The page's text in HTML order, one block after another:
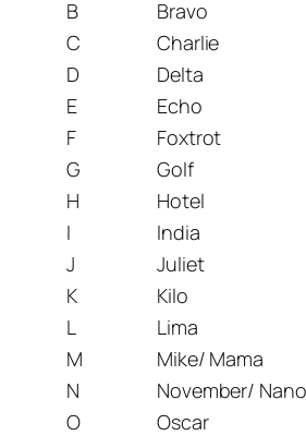
B
Bravo
C
Charlie
D
Delta
E
Echo
F
Foxtrot
G
Golf
H
Hotel
I
India
J
Juliet
K
Kilo
L
Lima
M
Mike/ Mama
N
November/ Nano
O
Oscar